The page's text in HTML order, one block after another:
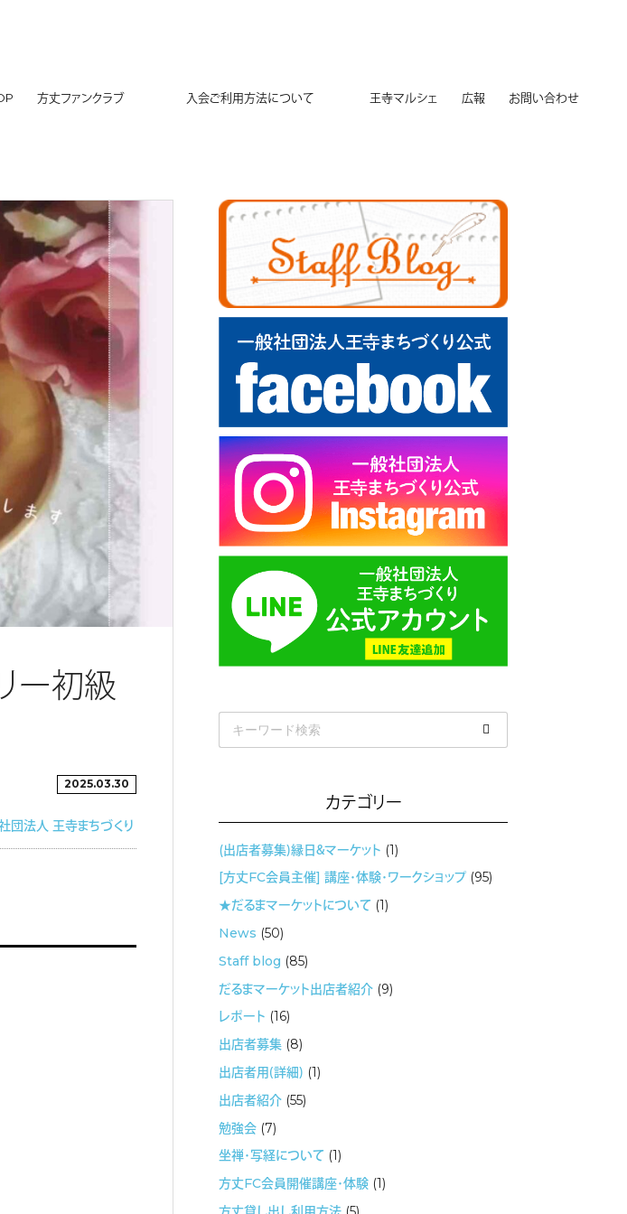
方丈ファンクラブ 入会ご利用方法について 王寺マルシェ 広報 お問い合わせ
ー初級
2025.03.30
団法人 王寺まちづくり
カテゴリー
(出店者募集）縁日＆マーケット (1)
[方丈FC会員主催] 講座・体験・ワークショップ(95)
★だるまマーケットについて (1)
News (50)
Staff blog (85)
だるまマーケット出店者紹介 (9)
レポート (16)
出店者募集 (8)
出店者用（詳細） (1)
出店者紹介 (55)
勉強会 (7)
坐禅・写経について (1)
方丈FC会員開催講座・体験 (1)